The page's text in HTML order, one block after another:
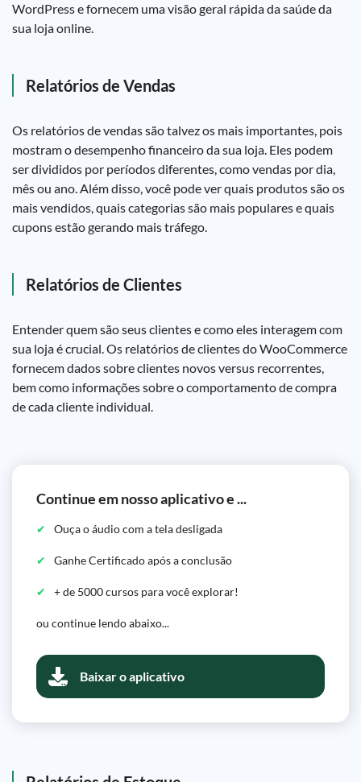
WordPress e fornecem uma visão geral rápida da saúde da
sua loja online.
Relatórios de Vendas
Os relatórios de vendas são talvez os mais importantes, pois
mostram o desempenho financeiro da sua loja. Eles podem
ser divididos por períodos diferentes, como vendas por dia,
mês ou ano. Além disso, você pode ver quais produtos são os
mais vendidos, quais categorias são mais populares e quais
cupons estão gerando mais tráfego.
Relatórios de Clientes
Entender quem são seus clientes e como eles interagem com
sua loja é crucial. Os relatórios de clientes do WooCommerce
fornecem dados sobre clientes novos versus recorrentes,
bem como informações sobre o comportamento de compra
de cada cliente individual.
Continue em nosso aplicativo e ...
Ouça o áudio com a tela desligada
Ganhe Certificado após a conclusão
+ de 5000 cursos para você explorar!
ou continue lendo abaixo...
Baixar o aplicativo